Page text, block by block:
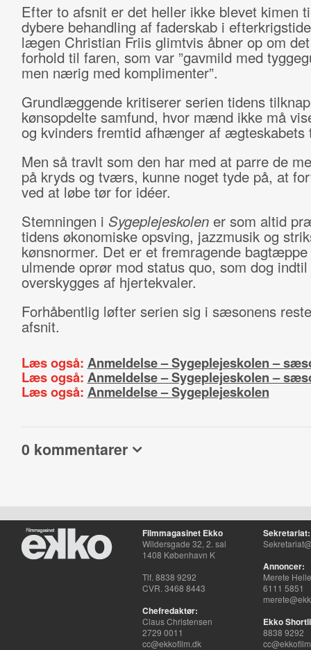
Efter to afsnit er det heller ikke blevet kimen
dybere behandling af faderskab i
lægen Christian Friis glimtvis åbner op om
forhold til faren, som var ”gavmild med
men nærig med komplimenter”.
Grundlæggende kritiserer serien tidens
kønsopdelte samfund, hvor mænd ikke må
og kvinders fremtid afhænger af ægteskabets
Men så travlt som den har med at parre de
på kryds og tværs, kunne noget tyde på, at
ved at løbe tør for idéer.
Stemningen i Sygeplejeskolener som altid
tidens økonomiske opsving, jazzmusik og
kønsnormer. Det er et fremragende
ulmende oprør mod status quo, som dog
overskygges af hjertekvaler.
Forhåbentlig løfter serien sig i sæsonens
afsnit.
Læs også: Anmeldelse – Sygeplejeskolen –
Læs også: Anmeldelse – Sygeplejeskolen –
Læs også: Anmeldelse – Sygeplejeskolen
0 kommentarer
Filmmagasinet Ekko
Wildersgade 32, 2. sal
1408 København K
Tlf. 8838 9292
CVR. 3468 8443
Chefredaktør:
Claus Christensen
2729 0011
cc@ekkofilm.dk
Sekretariat:
Annoncer:
Merete
6111 5851
Ekko
8838 9292